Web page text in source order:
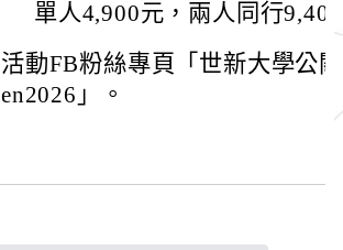
單人4,900元，兩人同行
活動FB粉絲專頁「世新大學公
en2026」。